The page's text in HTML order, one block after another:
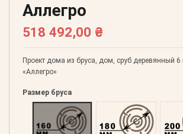
Аллегро
518 492,00 ₴
Проект дома из бруса, дом, сруб деревянный 6
«Аллегро»
Размер бруса
Оцилиндрованний 160